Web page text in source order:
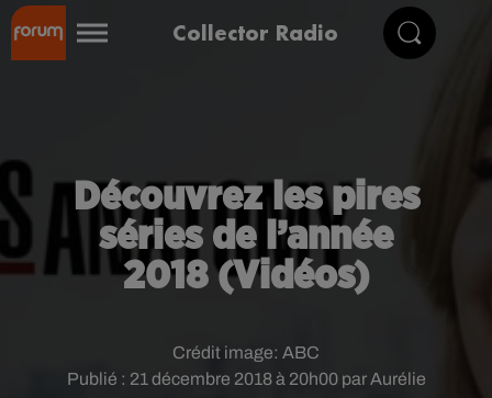
Collector Radio
Découvrez les pires
séries de l’année
2018 (Vidéos)
Publié : 21 décembre 2018 à 20h00 par Aurélie
Crédit image: ABC